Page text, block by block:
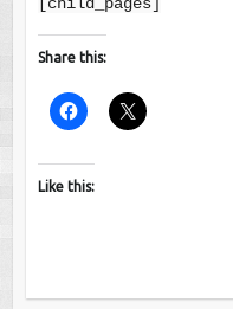
Share this:
Like this: